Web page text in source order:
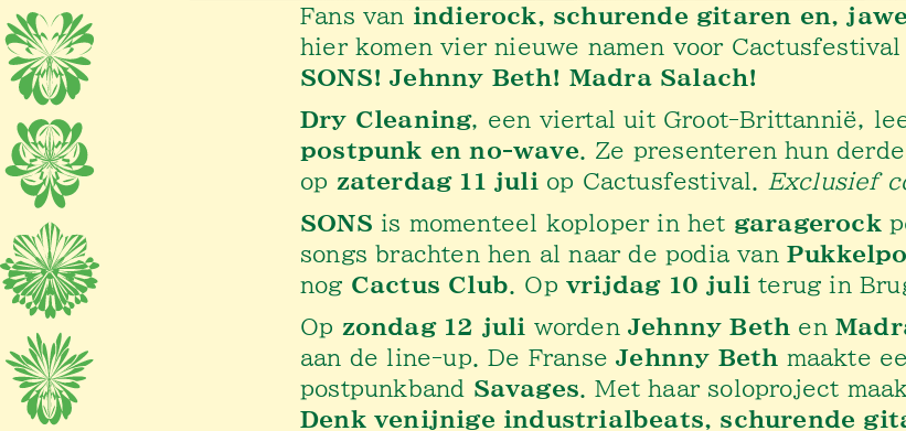
Fans van indierock, schurende gitaren en,
hier komen vier nieuwe namen voor
SONS! Jehnny Beth! Madra Salach!
Dry Cleaning, een viertal uit Groot-Brittannië,
postpunk en no-wave . Ze presenteren hun
op zaterdag 11 juli op Cactusfestival.
Exclusief
SONS is momenteel koploper in het garagerock
songs brachten hen al naar de podia van
nog Cactus Club . Opvrijdag 10 juli terug in
Op zondag 12 juli wordenJehnny Beth en
aan de line-up. De FranseJehnny Beth maakte
postpunkband Savages . Met haar soloproject
Denk venijnige industrialbeats, schurende